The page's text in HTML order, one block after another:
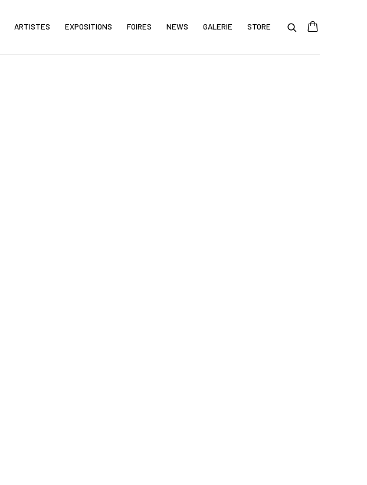
ARTISTES EXPOSITIONS FOIRES NEWS GALERIE STORE